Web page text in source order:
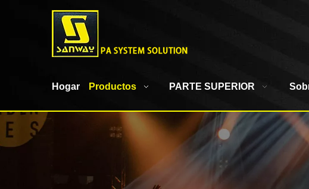
Hogar Productos PARTE SUPERIOR